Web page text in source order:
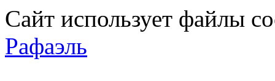
Сайт использует файлы
Рафаэль